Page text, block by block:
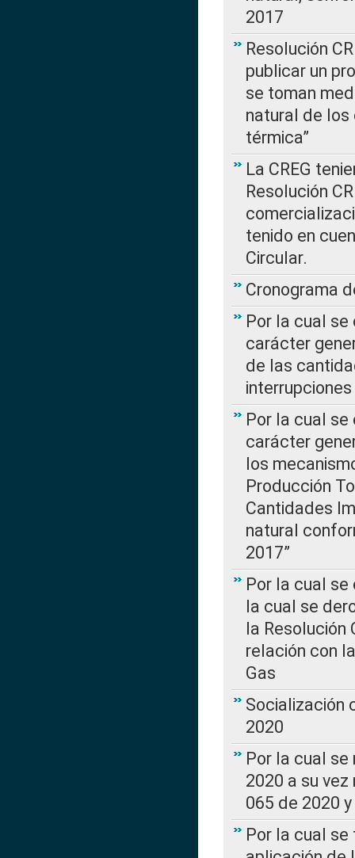
2017
Resolución
publicar un
se toman
natural de los
térmica”
La CREG
Resolución
tenido en
Circular.
Cronograma
Por la cual
carácter
de las
Por la cual
carácter
los
Producción
Cantidades
natural
2017”
Por la cual
la cual se
la Resolución
relación con
Gas
Socialización
2020
Por la cual se
2020 a su
065 de 2020
Por la cual